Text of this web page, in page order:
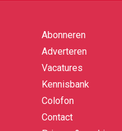
Abonneren
Adverteren
Vacatures
Kennisbank
Colofon
Contact